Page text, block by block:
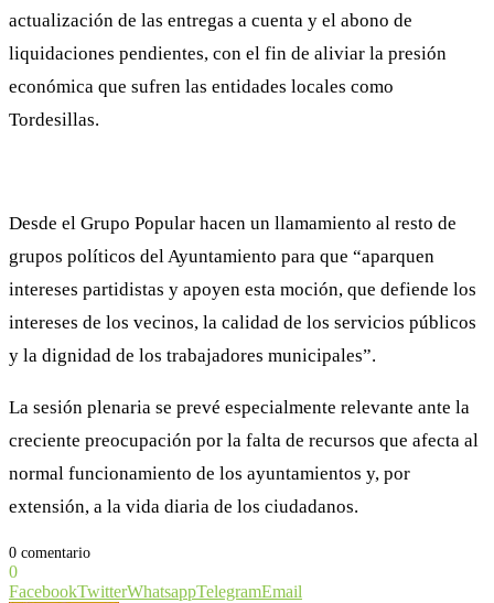
actualización de las entregas a cuenta y el abono de
liquidaciones pendientes, con el fin de aliviar la presión
económica que sufren las entidades locales como
Tordesillas.
Desde el Grupo Popular hacen un llamamiento al resto de
grupos políticos del Ayuntamiento para que “aparquen
intereses partidistas y apoyen esta moción, que defiende los
intereses de los vecinos, la calidad de los servicios públicos
y la dignidad de los trabajadores municipales”.
La sesión plenaria se prevé especialmente relevante ante la
creciente preocupación por la falta de recursos que afecta al
normal funcionamiento de los ayuntamientos y, por
extensión, a la vida diaria de los ciudadanos.
0 comentario
0
FacebookTwitterWhatsappTelegramEmail